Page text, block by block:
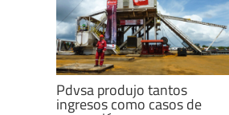
Pdvsa produjo tantos
ingresos como casos de